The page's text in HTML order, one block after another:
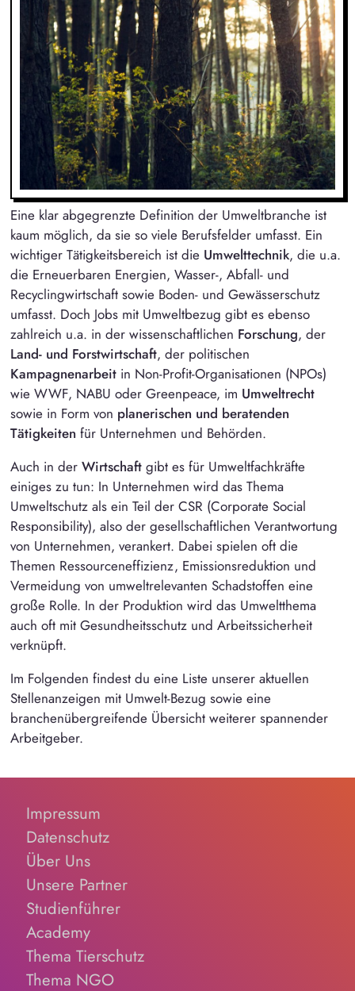
Eine klar abgegrenzte Definition der Umweltbranche ist
kaum möglich, da sie so viele Berufsfelder umfasst. Ein
wichtiger Tätigkeitsbereich ist die Umwelttechnik, die u.a.
die Erneuerbaren Energien, Wasser-, Abfall- und
Recyclingwirtschaft sowie Boden- und Gewässerschutz
umfasst. Doch Jobs mit Umweltbezug gibt es ebenso
zahlreich u.a. in der wissenschaftlichen Forschung, der
Land- und Forstwirtschaft, der politischen
Kampagnenarbeitin Non-Profit-Organisationen (NPOs)
wie WWF, NABU oder Greenpeace, im Umweltrecht
sowie in Form von planerischen und beratenden
Tätigkeiten für Unternehmen und Behörden.
Auch in der Wirtschaftgibt es für Umweltfachkräfte
einiges zu tun: In Unternehmen wird das Thema
Umweltschutz als ein Teil der CSR (Corporate Social
Responsibility), also der gesellschaftlichen Verantwortung
von Unternehmen, verankert. Dabei spielen oft die
Themen Ressourceneffizienz, Emissionsreduktion und
Vermeidung von umweltrelevanten Schadstoffen eine
große Rolle. In der Produktion wird das Umweltthema
auch oft mit Gesundheitsschutz und Arbeitssicherheit
verknüpft.
Im Folgenden findest du eine Liste unserer aktuellen
Stellenanzeigen mit Umwelt-Bezug sowie eine
branchenübergreifende Übersicht weiterer spannender
Arbeitgeber.
Impressum
Datenschutz
Über Uns
Unsere Partner
Studienführer
Academy
Thema Tierschutz
Thema NGO